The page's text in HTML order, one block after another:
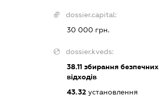
dossier.capital:
30 000 грн.
dossier.kveds:
38.11збирання безпечних
відходів
43.32установлення